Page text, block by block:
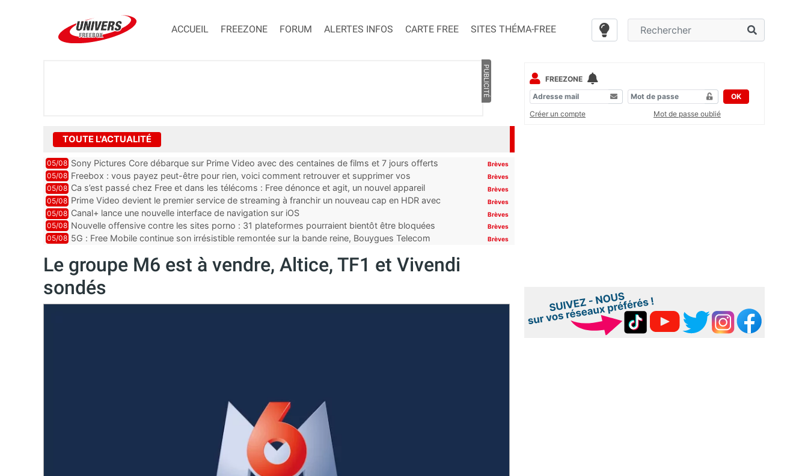
ACCUEIL FREEZONE FORUM ALERTES INFOS CARTE FREE SITES THÉMA-FREE
PUBLICITÉ
TOUTE L'ACTUALITÉ
05/08 Sony Pictures Core débarque sur Prime Video avec des centaines de films et 7 jours offerts Brèves
05/08 Freebox : vous payez peut-être pour rien, voici comment retrouver et supprimer vos
abonnements TV oubliés
Brèves
05/08 Ca s’est passé chez Free et dans les télécoms : Free dénonce et agit, un nouvel appareil
pointe le bout de...
Brèves
05/08 Prime Video devient le premier service de streaming à franchir un nouveau cap en HDR avec
ce lancement
Brèves
05/08 Canal+ lance une nouvelle interface de navigation sur iOS Brèves
05/08 Nouvelle offensive contre les sites porno : 31 plateformes pourraient bientôt être bloquées
par Orange, Free, SF...
Brèves
05/08 5G : Free Mobile continue son irrésistible remontée sur la bande reine, Bouygues Telecom
Brèves
Le groupe M6 est à vendre, Altice, TF1 et Vivendi
sondés
FREEZONE
OK
Créer un compte
Mot de passe oublié